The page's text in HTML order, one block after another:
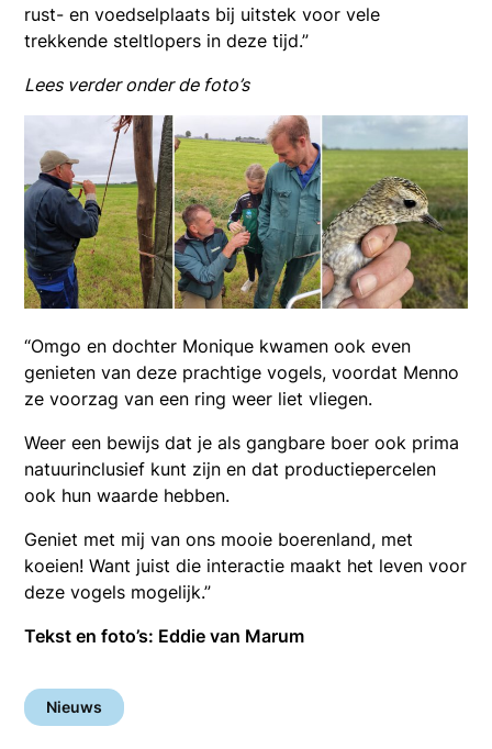
rust- en voedselplaats bij uitstek voor vele
trekkende steltlopers in deze tijd.”
Lees verder onder de foto’s
“Omgo en dochter Monique kwamen ook even
genieten van deze prachtige vogels, voordat Menno
ze voorzag van een ring weer liet vliegen.
Weer een bewijs dat je als gangbare boer ook prima
natuurinclusief kunt zijn en dat productiepercelen
ook hun waarde hebben.
Geniet met mij van ons mooie boerenland, met
koeien! Want juist die interactie maakt het leven voor
deze vogels mogelijk.”
Tekst en foto’s: Eddie van Marum
Nieuws